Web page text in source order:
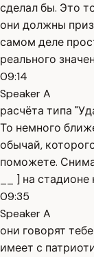
сделал бы. Это
они должны
самом деле
реального
09:14
Speaker A
расчёта типа
То немного
обычай,
поможете.
__ ] на
09:35
Speaker A
они говорят
имеет с